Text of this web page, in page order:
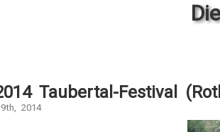
Taubertal-Festival
2014